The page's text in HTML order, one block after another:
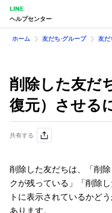
LINE
ヘルプセンター
ホーム 友だち⋅グループ 友だ
削除した友だ
復元）させる
共有する
削除した友だちは、「削
クが残っている」「削除
トに表示されているかど
あります。